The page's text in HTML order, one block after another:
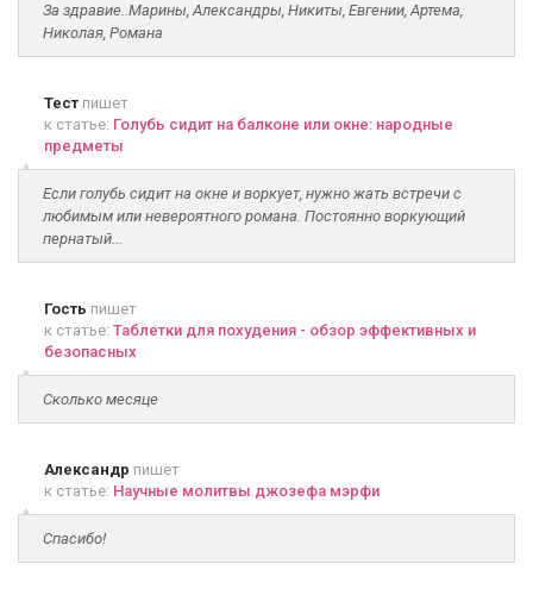
За здравие..Марины, Александры, Никиты, Евгении, Артема,
Николая, Романа
Тест пишет
к статье: Голубь сидит на балконе или окне: народные
предметы
Если голубь сидит на окне и воркует, нужно жать встречи с
любимым или невероятного романа. Постоянно воркующий
пернатый...
Гость пишет
к статье: Таблетки для похудения - обзор эффективных и
безопасных
Сколько месяце
Александр пишет
к статье: Научные молитвы джозефа мэрфи
Спасибо!